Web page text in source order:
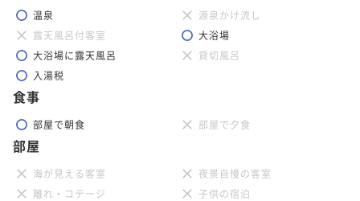
温泉
源泉かけ流し
露天風呂付客室
大浴場
大浴場に露天風呂
貸切風呂
入湯税
食事
部屋で朝食 部屋で夕食
部屋
海が見える客室
夜景自慢の客室
離れ・コテージ
子供の宿泊